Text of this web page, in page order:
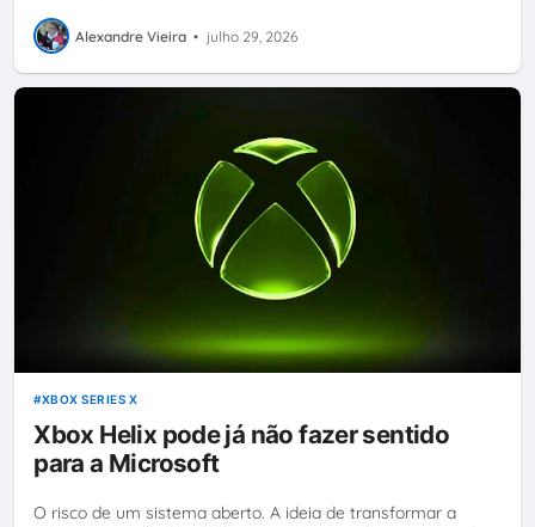
Alexandre Vieira • julho 29, 2026
XBOX SERIES X
Xbox Helix pode já não fazer sentido
para a Microsoft
O risco de um sistema aberto. A ideia de transformar a